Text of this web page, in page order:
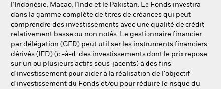
l’Indonésie, Macao, l’Inde et le Pakistan. Le Fonds investira
dans la gamme complète de titres de créances qui peut
comprendre des investissements avec une qualité de crédit
relativement basse ou non notés. Le gestionnaire financier
par délégation (GFD) peut utiliser les instruments financiers
dérivés (IFD) (c.-à-d. des investissements dont le prix repose
sur un ou plusieurs actifs sous-jacents) à des fins
d'investissement pour aider à la réalisation de l'objectif
d'investissement du Fonds et/ou pour réduire le risque du